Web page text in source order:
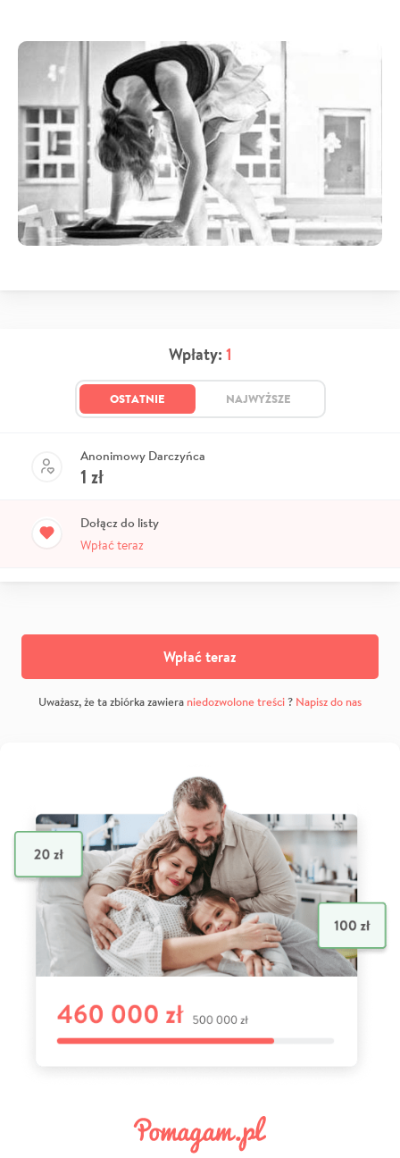
Wpłaty: 1
OSTATNIE NAJWYŻSZE
Anonimowy Darczyńca
1 zł
Dołącz do listy
Wpłać teraz
Wpłać teraz
Uważasz, że ta zbiórka zawiera niedozwolone treści? Napisz do nas